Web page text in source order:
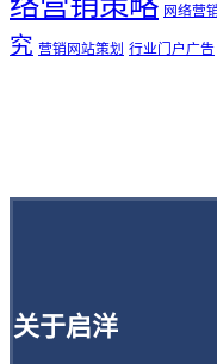
网络营
究 营销网站策划 行业门户广告
关于启洋